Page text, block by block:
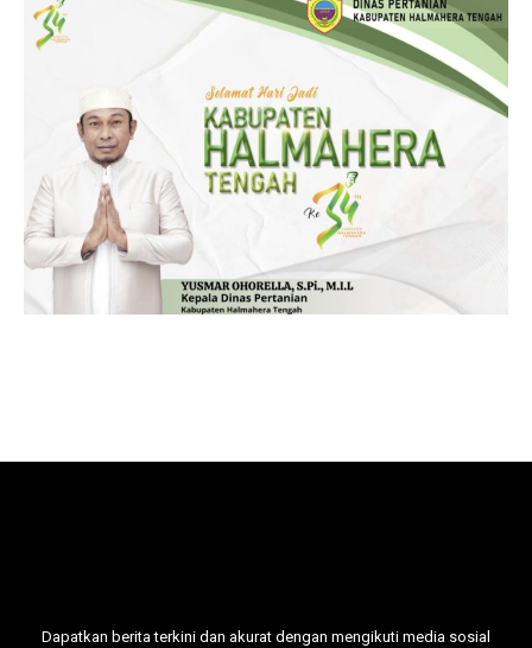
Dapatkan berita terkini dan akurat dengan mengikuti media sosial